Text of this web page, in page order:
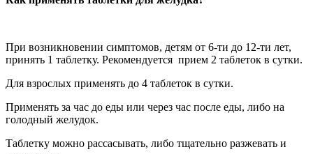
При возникновении симптомов, детям от 6-ти до 12-ти лет,
принять 1 таблетку. Рекомендуется прием 2 таблеток в сутки.
Для взрослых применять до 4 таблеток в сутки.
Применять за час до еды или через час после еды, либо на
голодный желудок.
Таблетку можно рассасывать, либо тщательно разжевать и